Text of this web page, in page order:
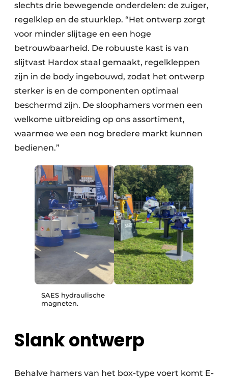
slechts drie bewegende onderdelen: de zuiger,
regelklep en de stuurklep. “Het ontwerp zorgt
voor minder slijtage en een hoge
betrouwbaarheid. De robuuste kast is van
slijtvast Hardox staal gemaakt, regelkleppen
zijn in de body ingebouwd, zodat het ontwerp
sterker is en de componenten optimaal
beschermd zijn. De sloophamers vormen een
welkome uitbreiding op ons assortiment,
waarmee we een nog bredere markt kunnen
bedienen.”
SAES hydraulische
magneten.
Slank ontwerp
Behalve hamers van het box-type voert komt E-